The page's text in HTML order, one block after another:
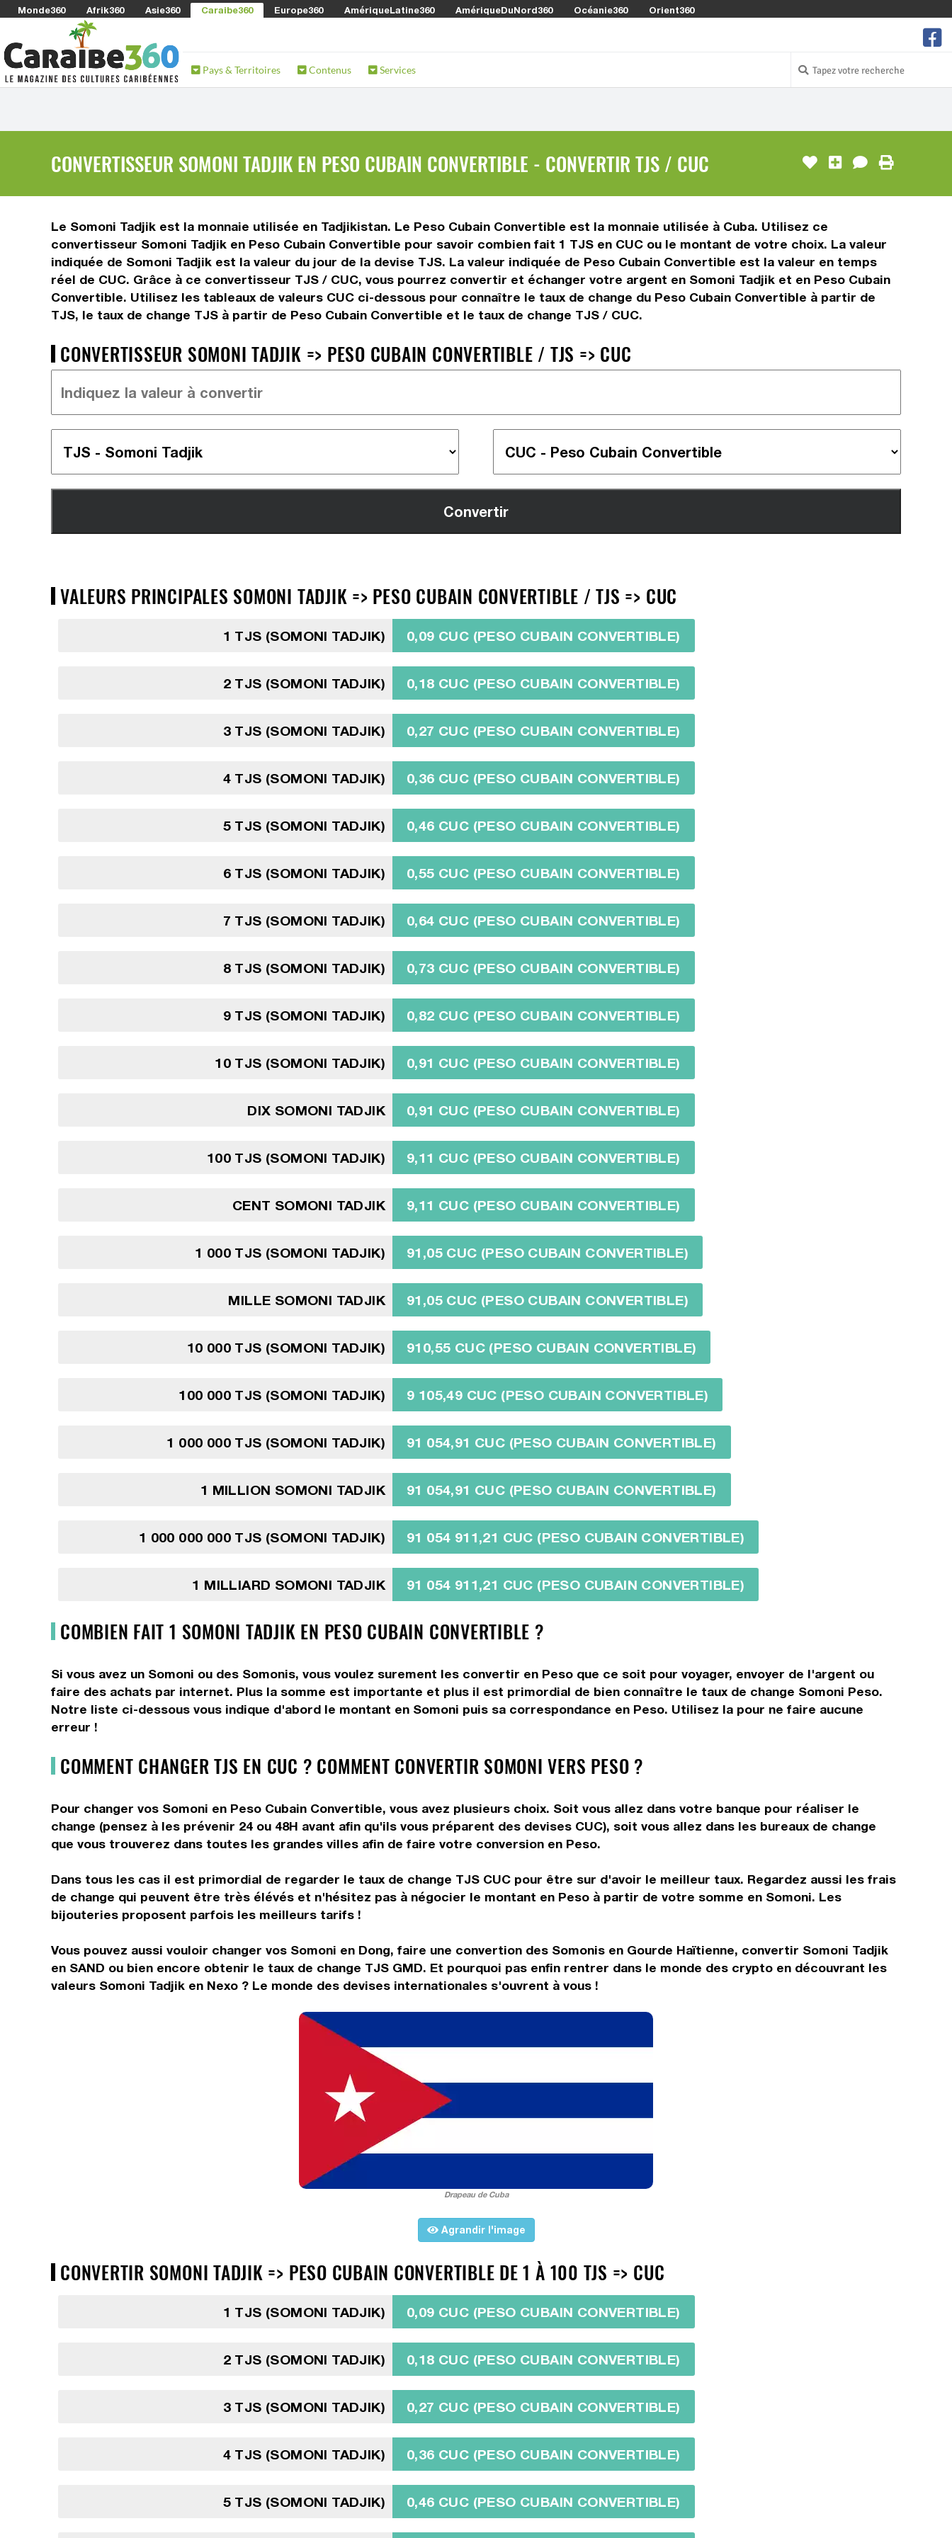
Monde360 Afrik360 Asie360 Caraibe360 Europe360 AmériqueLatine360 AmériqueDuNord360 Océanie360 Orient360
Pays & Territoires Contenus Services
CONVERTISSEUR SOMONI TADJIK EN PESO CUBAIN CONVERTIBLE - CONVERTIR TJS / CUC
Le Somoni Tadjik est la monnaie utilisée en Tadjikistan. Le Peso Cubain Convertible est la monnaie utilisée à Cuba. Utilisez ce
convertisseur Somoni Tadjik en Peso Cubain Convertible pour savoir combien fait 1 TJS en CUC ou le montant de votre choix. La valeur
indiquée de Somoni Tadjik est la valeur du jour de la devise TJS. La valeur indiquée de Peso Cubain Convertible est la valeur en temps
réel de CUC. Grâce à ce convertisseur TJS / CUC, vous pourrez convertir et échanger votre argent en Somoni Tadjik et en Peso Cubain
Convertible. Utilisez les tableaux de valeurs CUC ci-dessous pour connaître le taux de change du Peso Cubain Convertible à partir de
TJS, le taux de change TJS à partir de Peso Cubain Convertible et le taux de change TJS / CUC.
CONVERTISSEUR SOMONI TADJIK => PESO CUBAIN CONVERTIBLE / TJS => CUC
VALEURS PRINCIPALES SOMONI TADJIK => PESO CUBAIN CONVERTIBLE / TJS => CUC
1 TJS (SOMONI TADJIK) 0,09 CUC (PESO CUBAIN CONVERTIBLE)
2 TJS (SOMONI TADJIK) 0,18 CUC (PESO CUBAIN CONVERTIBLE)
3 TJS (SOMONI TADJIK) 0,27 CUC (PESO CUBAIN CONVERTIBLE)
4 TJS (SOMONI TADJIK) 0,36 CUC (PESO CUBAIN CONVERTIBLE)
5 TJS (SOMONI TADJIK) 0,46 CUC (PESO CUBAIN CONVERTIBLE)
6 TJS (SOMONI TADJIK) 0,55 CUC (PESO CUBAIN CONVERTIBLE)
7 TJS (SOMONI TADJIK) 0,64 CUC (PESO CUBAIN CONVERTIBLE)
8 TJS (SOMONI TADJIK) 0,73 CUC (PESO CUBAIN CONVERTIBLE)
9 TJS (SOMONI TADJIK) 0,82 CUC (PESO CUBAIN CONVERTIBLE)
10 TJS (SOMONI TADJIK) 0,91 CUC (PESO CUBAIN CONVERTIBLE)
DIX SOMONI TADJIK 0,91 CUC (PESO CUBAIN CONVERTIBLE)
100 TJS (SOMONI TADJIK) 9,11 CUC (PESO CUBAIN CONVERTIBLE)
CENT SOMONI TADJIK 9,11 CUC (PESO CUBAIN CONVERTIBLE)
1 000 TJS (SOMONI TADJIK) 91,05 CUC (PESO CUBAIN CONVERTIBLE)
MILLE SOMONI TADJIK 91,05 CUC (PESO CUBAIN CONVERTIBLE)
10 000 TJS (SOMONI TADJIK) 910,55 CUC (PESO CUBAIN CONVERTIBLE)
100 000 TJS (SOMONI TADJIK) 9 105,49 CUC (PESO CUBAIN CONVERTIBLE)
1 000 000 TJS (SOMONI TADJIK) 91 054,91 CUC (PESO CUBAIN CONVERTIBLE)
1 MILLION SOMONI TADJIK 91 054,91 CUC (PESO CUBAIN CONVERTIBLE)
1 000 000 000 TJS (SOMONI TADJIK) 91 054 911,21 CUC (PESO CUBAIN CONVERTIBLE)
1 MILLIARD SOMONI TADJIK 91 054 911,21 CUC (PESO CUBAIN CONVERTIBLE)
COMBIEN FAIT 1 SOMONI TADJIK EN PESO CUBAIN CONVERTIBLE ?
Si vous avez un Somoni ou des Somonis, vous voulez surement les convertir en Peso que ce soit pour voyager, envoyer de l'argent ou
faire des achats par internet. Plus la somme est importante et plus il est primordial de bien connaître le taux de change Somoni Peso.
Notre liste ci-dessous vous indique d'abord le montant en Somoni puis sa correspondance en Peso. Utilisez la pour ne faire aucune
erreur !
COMMENT CHANGER TJS EN CUC ? COMMENT CONVERTIR SOMONI VERS PESO ?
Pour changer vos Somoni en Peso Cubain Convertible, vous avez plusieurs choix. Soit vous allez dans votre banque pour réaliser le
change (pensez à les prévenir 24 ou 48H avant afin qu'ils vous préparent des devises CUC), soit vous allez dans les bureaux de change
que vous trouverez dans toutes les grandes villes afin de faire votre conversion en Peso.
Dans tous les cas il est primordial de regarder le taux de change TJS CUC pour être sur d'avoir le meilleur taux. Regardez aussi les frais
de change qui peuvent être très élévés et n'hésitez pas à négocier le montant en Peso à partir de votre somme en Somoni. Les
bijouteries proposent parfois les meilleurs tarifs !
Vous pouvez aussi vouloir changer vos Somoni en Dong, faire une convertion des Somonis en Gourde Haïtienne, convertir Somoni Tadjik
en SAND ou bien encore obtenir le taux de change TJS GMD. Et pourquoi pas enfin rentrer dans le monde des crypto en découvrant les
valeurs Somoni Tadjik en Nexo ? Le monde des devises internationales s'ouvrent à vous !
Drapeau de Cuba
Agrandir l'image
CONVERTIR SOMONI TADJIK => PESO CUBAIN CONVERTIBLE DE 1 À 100 TJS => CUC
1 TJS (SOMONI TADJIK) 0,09 CUC (PESO CUBAIN CONVERTIBLE)
2 TJS (SOMONI TADJIK) 0,18 CUC (PESO CUBAIN CONVERTIBLE)
3 TJS (SOMONI TADJIK) 0,27 CUC (PESO CUBAIN CONVERTIBLE)
4 TJS (SOMONI TADJIK) 0,36 CUC (PESO CUBAIN CONVERTIBLE)
5 TJS (SOMONI TADJIK) 0,46 CUC (PESO CUBAIN CONVERTIBLE)